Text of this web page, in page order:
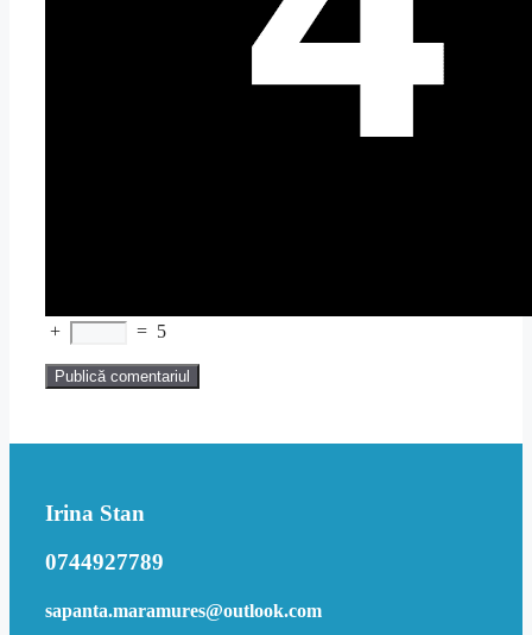
+ = 5
Irina Stan
0744927789
sapanta.maramures@outlook.com